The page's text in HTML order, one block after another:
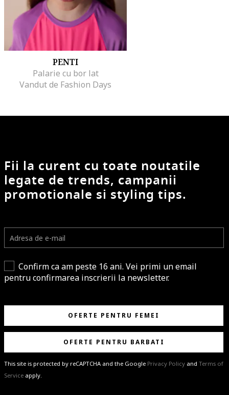
PENTI
Palarie cu bor lat
Vandut de Fashion Days
Fii la curent cu toate noutatile
legate de trends, campanii
promotionale si styling tips.
Confirm ca am peste 16 ani. Vei primi un email
pentru confirmarea inscrierii la newsletter.
OFERTE PENTRU FEMEI
OFERTE PENTRU BARBATI
This site is protected by reCAPTCHA and the Google Privacy Policy and Terms of
Service apply.